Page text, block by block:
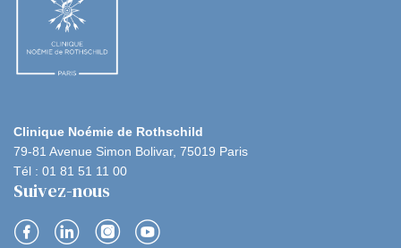
Clinique Noémie de Rothschild
79-81 Avenue Simon Bolivar, 75019 Paris
Tél : 01 81 51 11 00
Suivez-nous